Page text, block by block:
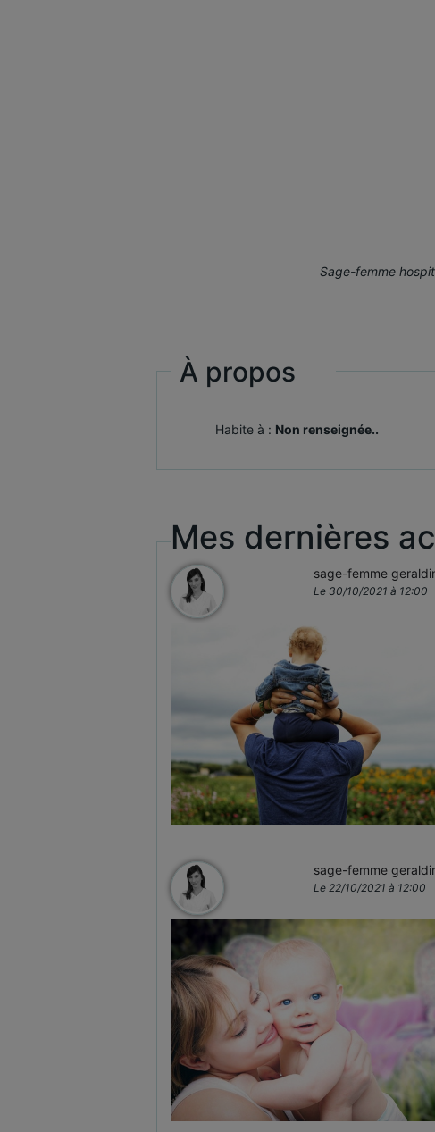
Sage-femme
À propos
Habite à : Non renseignée..
Mes dernières
sage-femme
Le 30/10/2021 à 12:00
sage-femme
Le 22/10/2021 à 12:00